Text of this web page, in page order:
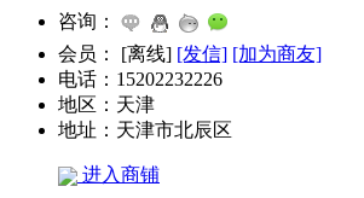
咨询：
会员：
[离线] [发信] [加为商友]
电话： 15202232226
地区： 天津
地址： 天津市北辰区
进入商铺